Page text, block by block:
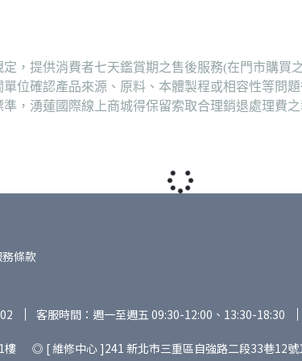
，提供消費者七天鑑賞期之售後服務(在門市購買
位確認產品來源、原料、本體製程或相容性等問
，湧蓮國際線上商城得保留索取合理銷退處理費之
條款
客服時間：週一至週五 09:30-12:00、13:30-18:30
樓 ◎ [ 維修中心 ]241 新北市三重區自強路二段33巷12號